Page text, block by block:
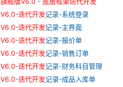
V6.0-迭代开发记录-系统登录
V6.0-迭代开发记录-主界面
V6.0-迭代开发记录-报价单
V6.0-迭代开发记录-销售订单
V6.0-迭代开发记录-财务科目管理
V6.0-迭代开发记录-成品入库单